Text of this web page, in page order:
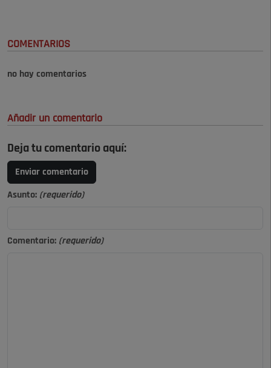
COMENTARIOS
no hay comentarios
Añadir un comentario
Deja tu comentario aquí:
Enviar comentario
Asunto: (requerido)
Comentario: (requerido)